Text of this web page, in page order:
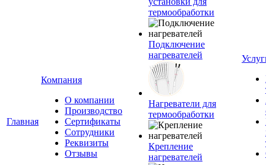
Главная
Компания
О компании
Производство
Сертификаты
Сотрудники
Реквизиты
Отзывы
термообработки
Подключение
нагревателей
Нагреватели для
термообработки
Крепление
нагревателей